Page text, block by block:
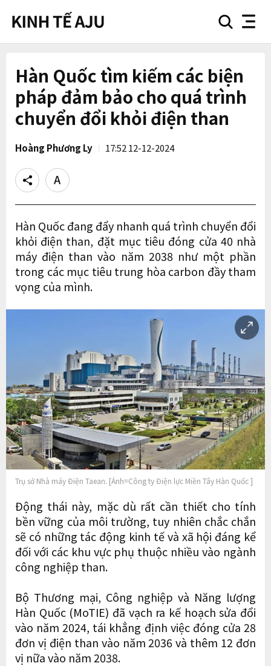
searchnav
Hàn Quốc tìm kiếm các biện
pháp đảm bảo cho quá trình
chuyển đổi khỏi điện than
Hoàng Phương Ly 17:52 12-12-2024
Share
Text
size
Hàn Quốc đang đẩy nhanh quá trình chuyển đổi
khỏi điện than, đặt mục tiêu đóng cửa 40 nhà
máy điện than vào năm 2038 như một phần
trong các mục tiêu trung hòa carbon đầy tham
vọng của mình.
Trụ sở Nhà máy Điện Taean. [Ảnh=Công ty Điện lực Miền Tây Hàn Quốc ]
Động thái này, mặc dù rất cần thiết cho tính
bền vững của môi trường, tuy nhiên chắc chắn
sẽ có những tác động kinh tế và xã hội đáng kể
đối với các khu vực phụ thuộc nhiều vào ngành
công nghiệp than.
Bộ Thương mại, Công nghiệp và Năng lượng
Hàn Quốc (MoTIE) đã vạch ra kế hoạch sửa đổi
vào năm 2024, tái khẳng định việc đóng cửa 28
đơn vị điện than vào năm 2036 và thêm 12 đơn
vị nữa vào năm 2038.